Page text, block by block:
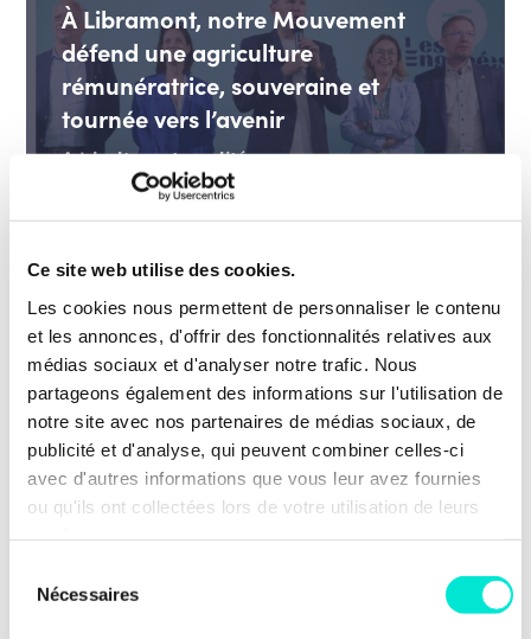
Ce site web utilise des cookies.
Les cookies nous permettent de personnaliser le contenu
et les annonces, d'offrir des fonctionnalités relatives aux
médias sociaux et d'analyser notre trafic. Nous
partageons également des informations sur l'utilisation de
notre site avec nos partenaires de médias sociaux, de
publicité et d'analyse, qui peuvent combiner celles-ci
avec d'autres informations que vous leur avez fournies
ou qu'ils ont collectées lors de votre utilisation de leurs
Nécessaires
À Libramont, notre Mouvement
défend une agriculture
rémunératrice, souveraine et
tournée vers l’avenir
Agriculture et ruralité
ACTUALITÉS 20 juillet 2026
40 % de femmes minimum dans les
hautes fonctions fédérales dès 2027
Efficacité des organisations et des politiques
publiques, fonction publique
EN SAVOIR PLUS
TOUTES LES ACTUS